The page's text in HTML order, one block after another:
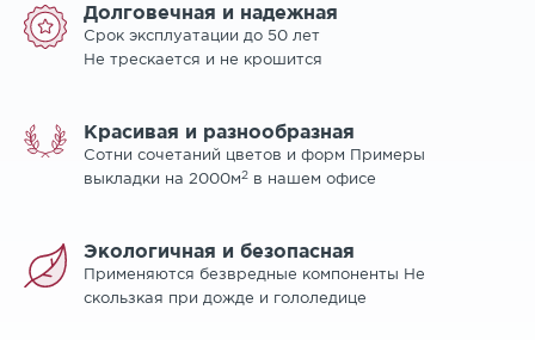
Долговечная и надежная
Срок эксплуатации до 50 лет
Не трескается и не крошится
Красивая и разнообразная
Сотни сочетаний цветов и форм Примеры
выкладки на 2000м2 в нашем офисе
Экологичная и безопасная
Применяются безвредные компоненты Не
скользкая при дожде и гололедице